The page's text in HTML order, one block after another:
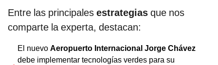
Entre las principales estrategias que nos
comparte la experta, destacan:
El nuevo Aeropuerto Internacional Jorge Chávez
debe implementar tecnologías verdes para su